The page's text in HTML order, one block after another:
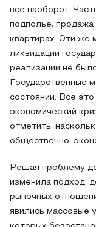
все наоборот.
подполье,
квартирах. Эти же
ликвидации
реализации не
Государственные
состоянии. Все
экономический
отметить,
общественно-
Решая проблему
изменила подход,
рыночных
явились массовые